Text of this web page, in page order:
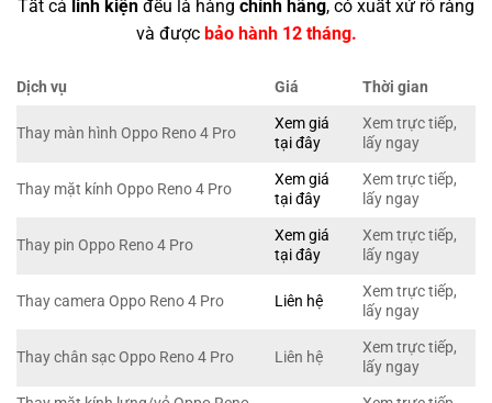
Tất cả linh kiện đều là hàng chính hãng, có xuất xứ rõ ràng
và được bảo hành 12 tháng.
Dịch vụ Giá Thời gian
Thay màn hình Oppo Reno 4 Pro
Xem giá
tại đây
Xem trực tiếp,
lấy ngay
Thay mặt kính Oppo Reno 4 Pro
Xem giá
tại đây
Xem trực tiếp,
lấy ngay
Thay pin Oppo Reno 4 Pro
Xem giá
tại đây
Xem trực tiếp,
lấy ngay
Thay camera Oppo Reno 4 Pro Liên hệ
Xem trực tiếp,
lấy ngay
Thay chân sạc Oppo Reno 4 Pro Liên hệ
Xem trực tiếp,
lấy ngay